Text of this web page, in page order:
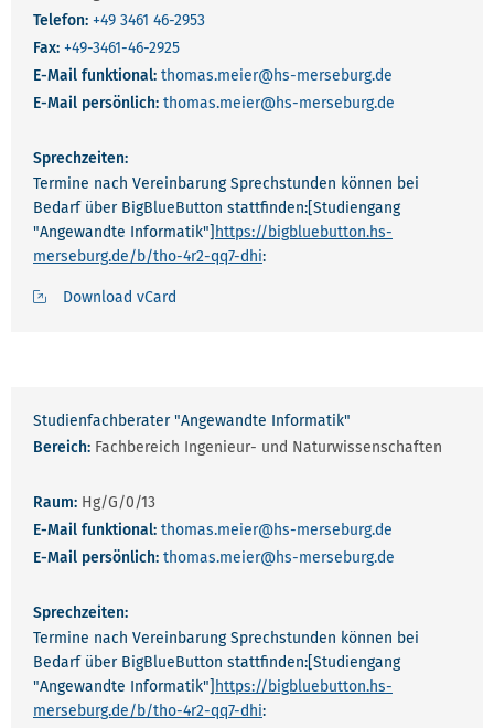
Telefon: +49 3461 46-2953
Fax: +49-3461-46-2925
E-Mail funktional: thomas.meier@hs-merseburg.de
E-Mail persönlich: thomas.meier@hs-merseburg.de
Sprechzeiten:
Termine nach Vereinbarung Sprechstunden können bei
Bedarf über BigBlueButton stattfinden:[Studiengang
"Angewandte Informatik"] https://bigbluebutton.hs-
merseburg.de/b/tho-4r2-qq7-dhi:
Download vCard
Studienfachberater "Angewandte Informatik"
Bereich: Fachbereich Ingenieur- und Naturwissenschaften
Raum: Hg/G/0/13
E-Mail funktional: thomas.meier@hs-merseburg.de
E-Mail persönlich: thomas.meier@hs-merseburg.de
Sprechzeiten:
Termine nach Vereinbarung Sprechstunden können bei
Bedarf über BigBlueButton stattfinden:[Studiengang
"Angewandte Informatik"] https://bigbluebutton.hs-
merseburg.de/b/tho-4r2-qq7-dhi: